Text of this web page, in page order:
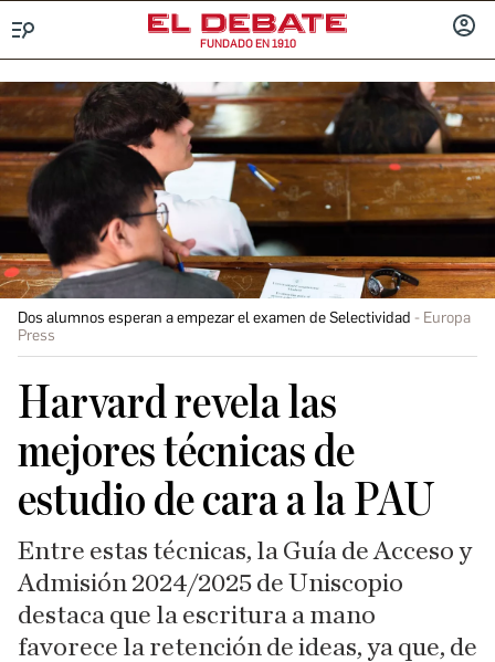
FUNDADO EN 1910
Dos alumnos esperan a empezar el examen de Selectividad
Europa
Press
Harvard revela las
mejores técnicas de
estudio de cara a la PAU
Entre estas técnicas, la Guía de Acceso y
Admisión 2024/2025 de Uniscopio
destaca que la escritura a mano
favorece la retención de ideas, ya que, de